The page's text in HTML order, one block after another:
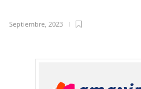
Septiembre, 2023